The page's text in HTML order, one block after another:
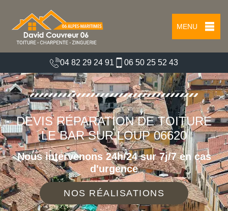
MENU
04 82 29 24 91 06 50 25 52 43
DEVIS RÉPARATION DE TOITURE
LE BAR SUR LOUP 06620
Nous intervenons 24h/24 sur 7j/7 en cas
d'urgence
NOS RÉALISATIONS